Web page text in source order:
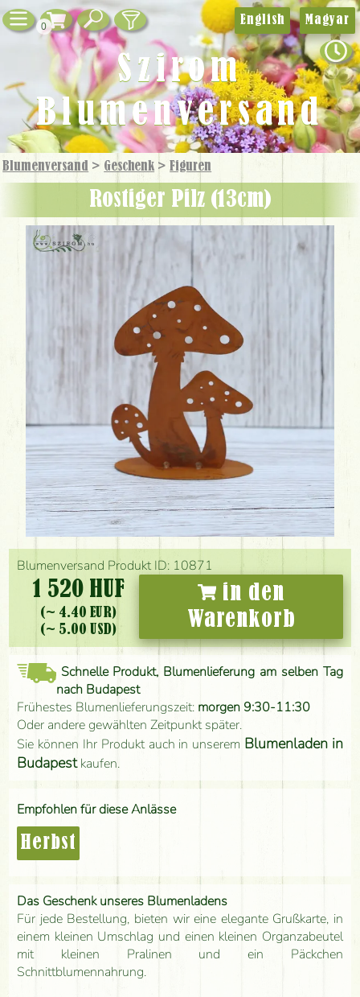
0
Blumenversand > Geschenk > Figuren
rostiger Pilz (13cm)
Blumenversand Produkt ID: 10871
1 520 HUF
(~ 4.40 EUR)
(~ 5.00 USD)
in den
Warenkorb
Schnelle Produkt, Blumenlieferung am selben Tag
nach Budapest
Frühestes Blumenlieferungszeit: morgen 9:30-11:30
Oder andere gewählten Zeitpunkt später.
Sie können Ihr Produkt auch in unserem Blumenladen in
Budapestkaufen.
Empfohlen für diese Anlässe
Herbst
Das Geschenk unseres Blumenladens
Für jede Bestellung, bieten wir eine elegante Grußkarte, in
einem kleinen Umschlag und einen kleinen Organzabeutel
mit kleinen Pralinen und ein Päckchen
Schnittblumennahrung.
English Magyar
Szirom
Blumenversand